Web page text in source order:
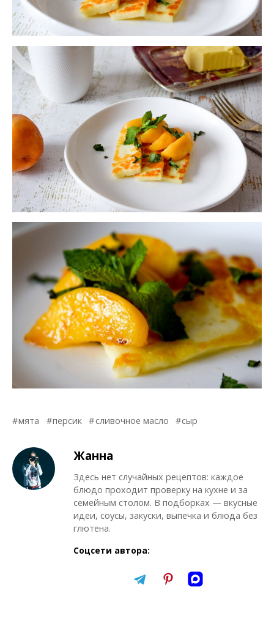
мята персик сливочное масло сыр
Жанна
Здесь нет случайных рецептов: каждое
блюдо проходит проверку на кухне и за
семейным столом. В подборках — вкусные
идеи, соусы, закуски, выпечка и блюда без
глютена.
Соцсети автора: